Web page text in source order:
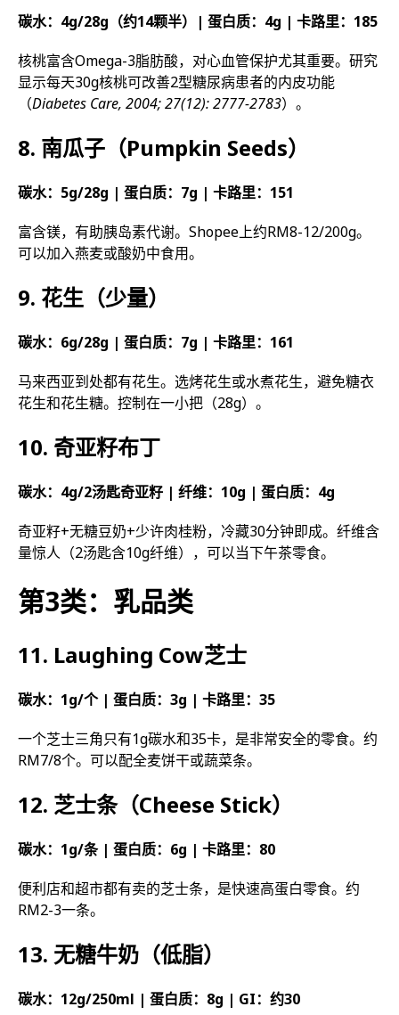
碳水：4g/28g（约14颗半）| 蛋白质：4g | 卡路里：185
核桃富含Omega-3脂肪酸，对心血管保护尤其重要。研究
显示每天30g核桃可改善2型糖尿病患者的内皮功能
（Diabetes Care, 2004; 27(12): 2777-2783）。
8. 南瓜子（Pumpkin Seeds）
碳水：5g/28g | 蛋白质：7g | 卡路里：151
富含镁，有助胰岛素代谢。Shopee上约RM8-12/200g。
可以加入燕麦或酸奶中食用。
9. 花生（少量）
碳水：6g/28g | 蛋白质：7g | 卡路里：161
马来西亚到处都有花生。选烤花生或水煮花生，避免糖衣
花生和花生糖。控制在一小把（28g）。
10. 奇亚籽布丁
碳水：4g/2汤匙奇亚籽 | 纤维：10g | 蛋白质：4g
奇亚籽+无糖豆奶+少许肉桂粉，冷藏30分钟即成。纤维含
量惊人（2汤匙含10g纤维），可以当下午茶零食。
第3类：乳品类
11. Laughing Cow芝士
碳水：1g/个 | 蛋白质：3g | 卡路里：35
一个芝士三角只有1g碳水和35卡，是非常安全的零食。约
RM7/8个。可以配全麦饼干或蔬菜条。
12. 芝士条（Cheese Stick）
碳水：1g/条 | 蛋白质：6g | 卡路里：80
便利店和超市都有卖的芝士条，是快速高蛋白零食。约
RM2-3一条。
13. 无糖牛奶（低脂）
碳水：12g/250ml | 蛋白质：8g | GI：约30